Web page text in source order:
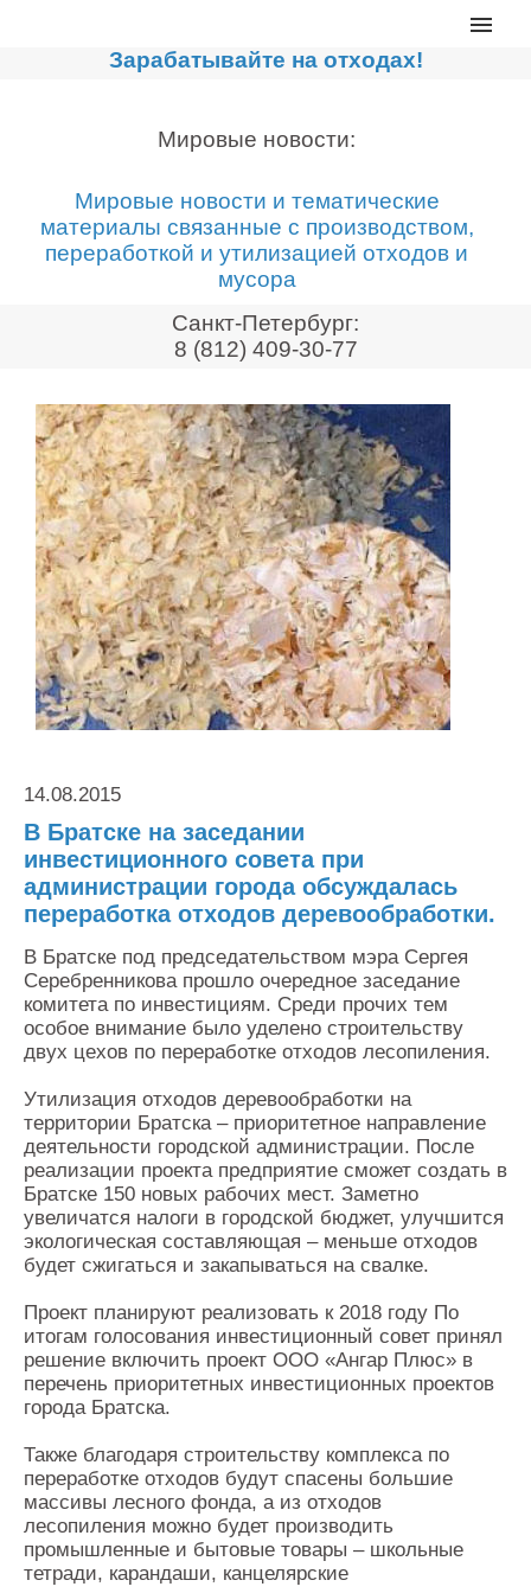
Главная
Сортировочные линии
Дробильное оборудование
Компакторы, контейнеры
Реализованные проекты
Видео
Новости компании
Мировые новости
О нас
Контакты
Оставить заявку
Зарабатывайте на отходах!
Мировые новости:
Мировые новости и тематические
материалы связанные с производством,
переработкой и утилизацией отходов и
мусора
Санкт-Петербург:
8 (812) 409-30-77
14.08.2015
В Братске на заседании
инвестиционного совета при
администрации города обсуждалась
переработка отходов деревообработки.
В Братске под председательством мэра Сергея
Серебренникова прошло очередное заседание
комитета по инвестициям. Среди прочих тем
особое внимание было уделено строительству
двух цехов по переработке отходов лесопиления.
Утилизация отходов деревообработки на
территории Братска – приоритетное направление
деятельности городской администрации. После
реализации проекта предприятие сможет создать в
Братске 150 новых рабочих мест. Заметно
увеличатся налоги в городской бюджет, улучшится
экологическая составляющая – меньше отходов
будет сжигаться и закапываться на свалке.
Проект планируют реализовать к 2018 году По
итогам голосования инвестиционный совет принял
решение включить проект ООО «Ангар Плюс» в
перечень приоритетных инвестиционных проектов
города Братска.
Также благодаря строительству комплекса по
переработке отходов будут спасены большие
массивы лесного фонда, а из отходов
лесопиления можно будет производить
промышленные и бытовые товары – школьные
тетради, карандаши, канцелярские